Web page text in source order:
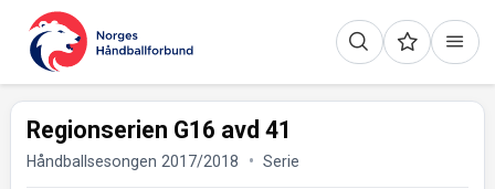
Regionserien G16 avd 41
Håndballsesongen 2017/2018 Serie